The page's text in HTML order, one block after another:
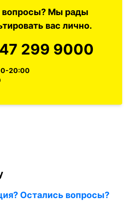
вопросы? Мы рады
вас лично.
299 9000
20:00
Остались вопросы?